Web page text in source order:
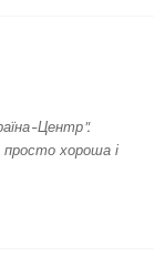
Центр".
хороша і